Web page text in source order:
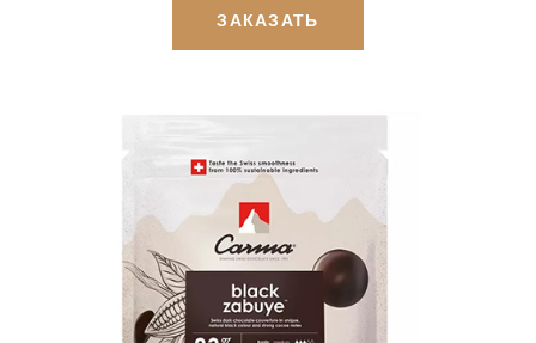
ЗАКАЗАТЬ